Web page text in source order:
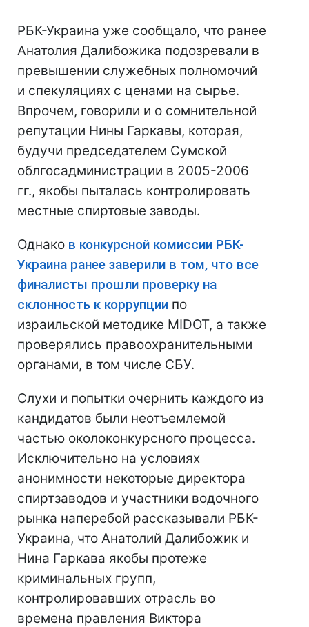
РБК-Украина уже сообщало, что ранее
Анатолия Далибожика подозревали в
превышении служебных полномочий
и спекуляциях с ценами на сырье.
Впрочем, говорили и о сомнительной
репутации Нины Гаркавы, которая,
будучи председателем Сумской
облгосадминистрации в 2005-2006
гг., якобы пыталась контролировать
местные спиртовые заводы.
Однако в конкурсной комиссии РБК-
Украина ранее заверили в том, что все
финалисты прошли проверку на
склонность к коррупции по
израильской методике MIDOT, а также
проверялись правоохранительными
органами, в том числе СБУ.
Слухи и попытки очернить каждого из
кандидатов были неотъемлемой
частью околоконкурсного процесса.
Исключительно на условиях
анонимности некоторые директора
спиртзаводов и участники водочного
рынка наперебой рассказывали РБК-
Украина, что Анатолий Далибожик и
Нина Гаркава якобы протеже
криминальных групп,
контролировавших отрасль во
времена правления Виктора